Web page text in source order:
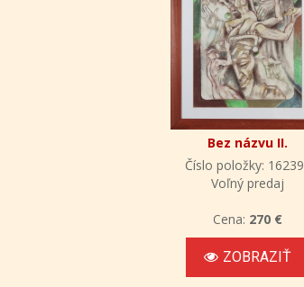
Bez názvu II.
Číslo položky:
Voľný predaj
Cena: 270 €
ZOBRAZIŤ